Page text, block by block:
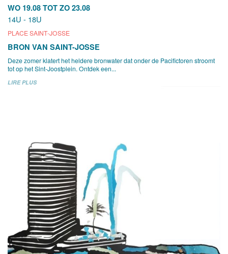
WO 19.08 TOT ZO 23.08
14U - 18U
PLACE SAINT-JOSSE
BRON VAN SAINT-JOSSE
Deze zomer klatert het heldere bronwater dat onder de Pacifictoren stroomt
tot op het Sint-Joostplein. Ontdek een...
LIRE PLUS